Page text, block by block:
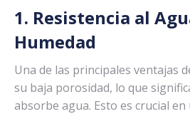
1. Resistencia al
Humedad
Una de las principales ventajas
su baja porosidad, lo que
absorbe agua. Esto es crucial